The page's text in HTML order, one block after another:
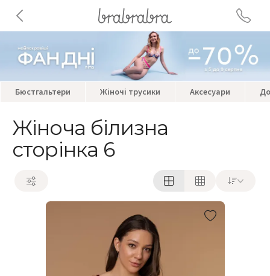
Бюстгальтери Жіночі трусики Аксесуари
Жіноча білизна
сторінка 6